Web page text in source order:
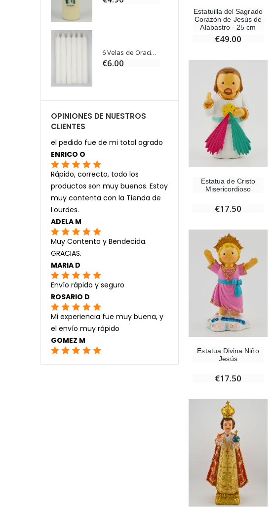
Estatuilla del Sagrado
Corazón de Jesús de
Alabastro - 25 cm
€49.00
Estatua de Cristo
Misericordioso
€17.50
Estatua Divina Niño
Jesús
€17.50
6 Velas de Oración Color Blanco
€6.00 €59.90
OPINIONES DE NUESTROS
CLIENTES
el pedido fue de mi total agrado
ENRICO O
Rápido, correcto, todo los
productos son muy buenos. Estoy
muy contenta con la Tienda de
Lourdes.
ADELA M
Muy Contenta y Bendecida.
GRACIAS.
MARIA D
Envío rápido y seguro
ROSARIO D
Mi experiencia fue muy buena, y
el envío muy rápido
GOMEZ M